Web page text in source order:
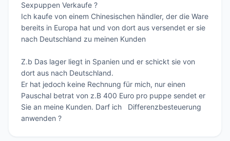
Sexpuppen Verkaufe ?
Ich kaufe von einem Chinesischen händler, der die Ware
bereits in Europa hat und von dort aus versendet er sie
nach Deutschland zu meinen Kunden
Z.b Das lager liegt in Spanien und er schickt sie von
dort aus nach Deutschland.
Er hat jedoch keine Rechnung für mich, nur einen
Pauschal betrat von z.B 400 Euro pro puppe sendet er
Sie an meine Kunden. Darf ich   Differenzbesteuerung
anwenden ?